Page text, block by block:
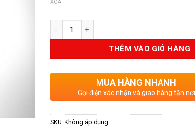
XÓA
Số lượng
THÊM VÀO GIỎ HÀNG
MUA HÀNG NHANH
Gọi điện xác nhận và giao hàng tận nơi
SKU: Không áp dụng